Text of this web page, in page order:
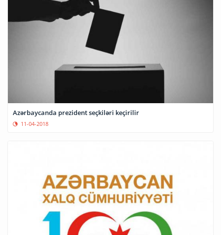
Azərbaycanda prezident seçkiləri keçirilir
11-04-2018